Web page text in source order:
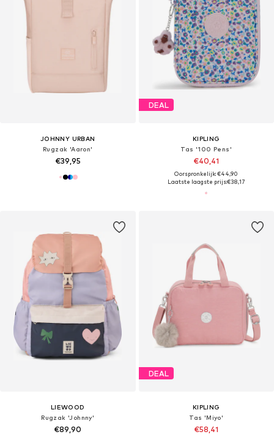
JOHNNY URBAN
Rugzak 'Aaron'
€39,95
DEAL
KIPLING
Tas '100 Pens'
€40,41
Oorspronkelijk: €44,90
Laatste laagste prijs:€38,17
LIEWOOD
Rugzak 'Johnny'
€89,90
DEAL
KIPLING
Tas 'Miyo'
€58,41